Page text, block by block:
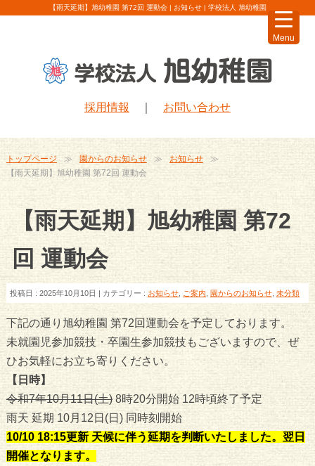
【雨天延期】旭幼稚園 第72回 運動会 | お知らせ | 学校法人 旭幼稚園
採用情報 お問い合わせ
トップページ 園からのお知らせ
お知らせ
【雨天延期】旭幼稚園 第72回 運動会
【雨天延期】旭幼稚園 第72
回 運動会
投稿日 : 2025年10月10日 | カテゴリー : お知らせ, ご案内 園からのお知らせ, 未分類
下記の通り旭幼稚園 第72回運動会を予定しております。
未就園児参加競技・卒園生参加競技もございますので、ぜ
ひお気軽にお立ち寄りください。
【日時】
令和7年10月11日(土)8時20分開始 12時頃終了予定
雨天 延期 10月12日(日) 同時刻開始
10/10 18:15更新 天候に伴う延期を判断いたしました。翌日
開催となります。
Menu